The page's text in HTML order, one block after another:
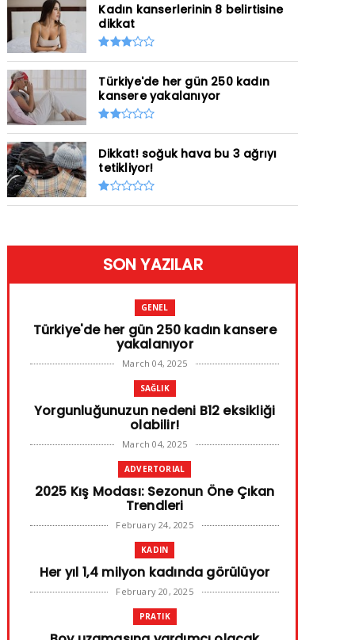
Kadın kanserlerinin 8 belirtisine
dikkat
Türkiye'de her gün 250 kadın
kansere yakalanıyor
Dikkat! soğuk hava bu 3 ağrıyı
tetikliyor!
SON YAZILAR
GENEL
Türkiye'de her gün 250 kadın kansere
yakalanıyor
March 04, 2025
SAĞLIK
Yorgunluğunuzun nedeni B12 eksikliği
olabilir!
March 04, 2025
ADVERTORIAL
2025 Kış Modası: Sezonun Öne Çıkan
Trendleri
February 24, 2025
KADIN
Her yıl 1,4 milyon kadında görülüyor
February 20, 2025
PRATIK